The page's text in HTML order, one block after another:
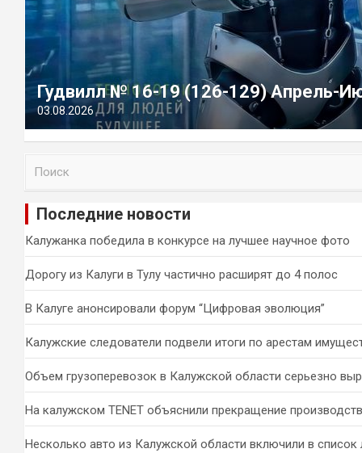
Гудвилл № 16-19 (126-129) Апрель-
03.08.2026
и
Последние новости
Калужанка победила в конкурсе на лучшее научное фото
Дорогу из Калуги в Тулу частично расширят до 4 полос
В Калуге анонсировали форум “Цифровая эволюция”
Калужские следователи подвели итоги по арестам
Объем грузоперевозок в Калужской области серьезно
На калужском TENET объяснили прекращение
Несколько авто из Калужской области включили в список